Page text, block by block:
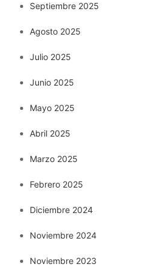
Septiembre 2025
Agosto 2025
Julio 2025
Junio 2025
Mayo 2025
Abril 2025
Marzo 2025
Febrero 2025
Diciembre 2024
Noviembre 2024
Noviembre 2023